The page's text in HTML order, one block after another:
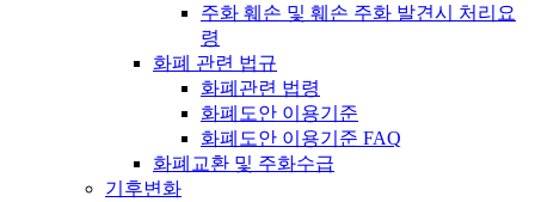
주화 훼손 및 훼손 주화 발견시 처리요
령
화폐 관련 법규
화폐관련 법령
화폐도안 이용기준
화폐도안 이용기준 FAQ
화폐교환 및 주화수급
기후변화